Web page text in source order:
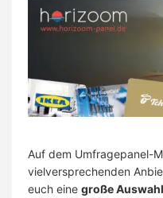
Auf dem Umfragepanel-
vielversprechenden
euch eine große Auswahl